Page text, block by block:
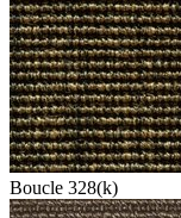
Boucle 328(k)